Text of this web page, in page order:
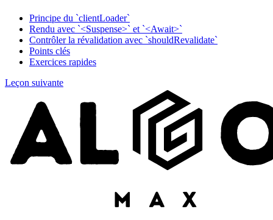
Principe du `clientLoader`
Rendu avec `<Suspense>` et `<Await>`
Contrôler la révalidation avec `shouldRevalidate`
Points clés
Exercices rapides
Leçon suivante